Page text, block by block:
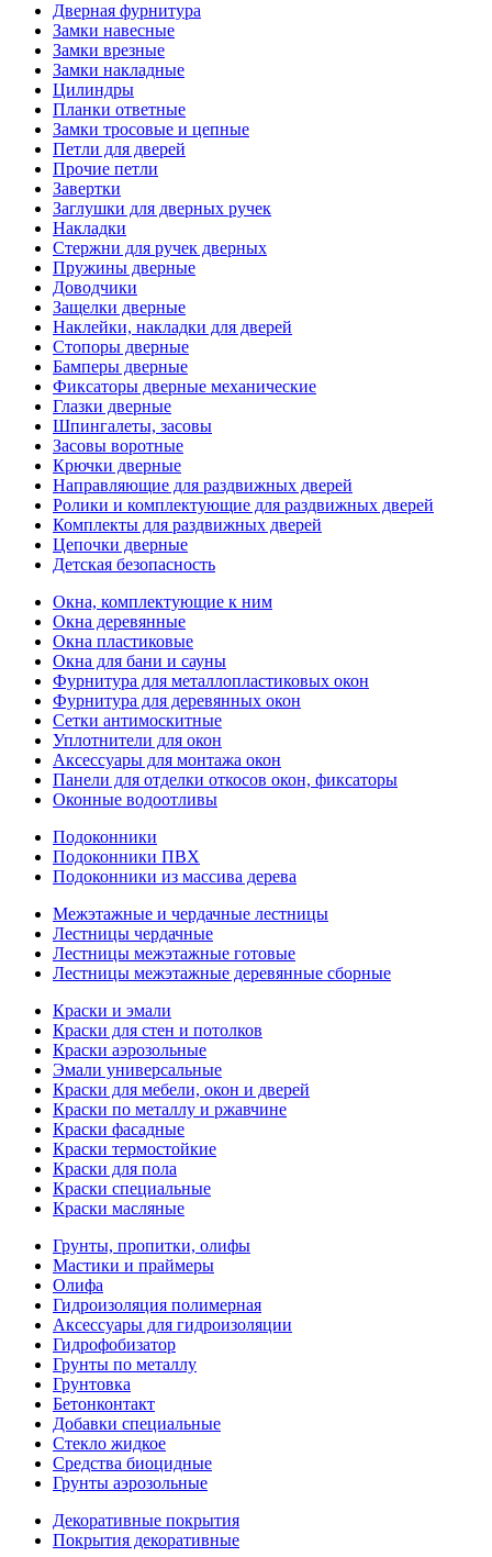
Дверная фурнитура
Замки навесные
Замки врезные
Замки накладные
Цилиндры
Планки ответные
Замки тросовые и цепные
Петли для дверей
Прочие петли
Завертки
Заглушки для дверных ручек
Накладки
Стержни для ручек дверных
Пружины дверные
Доводчики
Защелки дверные
Наклейки, накладки для дверей
Стопоры дверные
Бамперы дверные
Фиксаторы дверные механические
Глазки дверные
Шпингалеты, засовы
Засовы воротные
Крючки дверные
Направляющие для раздвижных дверей
Ролики и комплектующие для раздвижных дверей
Комплекты для раздвижных дверей
Цепочки дверные
Детская безопасность
Окна, комплектующие к ним
Окна деревянные
Окна пластиковые
Окна для бани и сауны
Фурнитура для металлопластиковых окон
Фурнитура для деревянных окон
Сетки антимоскитные
Уплотнители для окон
Аксессуары для монтажа окон
Панели для отделки откосов окон, фиксаторы
Оконные водоотливы
Подоконники
Подоконники ПВХ
Подоконники из массива дерева
Межэтажные и чердачные лестницы
Лестницы чердачные
Лестницы межэтажные готовые
Лестницы межэтажные деревянные сборные
Краски и эмали
Краски для стен и потолков
Краски аэрозольные
Эмали универсальные
Краски для мебели, окон и дверей
Краски по металлу и ржавчине
Краски фасадные
Краски термостойкие
Краски для пола
Краски специальные
Краски масляные
Грунты, пропитки, олифы
Мастики и праймеры
Олифа
Гидроизоляция полимерная
Аксессуары для гидроизоляции
Гидрофобизатор
Грунты по металлу
Грунтовка
Бетонконтакт
Добавки специальные
Стекло жидкое
Средства биоцидные
Грунты аэрозольные
Декоративные покрытия
Покрытия декоративные